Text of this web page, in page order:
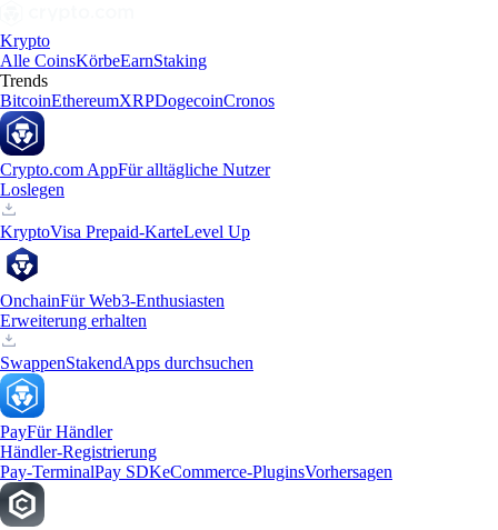
Krypto
Alle CoinsKörbeEarnStaking
Trends
BitcoinEthereumXRPDogecoinCronos
Crypto.com AppFür alltägliche Nutzer
Loslegen
KryptoVisa Prepaid-KarteLevel Up
OnchainFür Web3-Enthusiasten
Erweiterung erhalten
SwappenStakendApps durchsuchen
PayFür Händler
Händler-Registrierung
Pay-TerminalPay SDKeCommerce-PluginsVorhersagen